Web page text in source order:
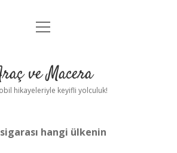
Anasayfa
Yasal Uyarı
menüyü
ve Macera
hikayeleriyle keyifli yolculuk!
hangi ülkenin